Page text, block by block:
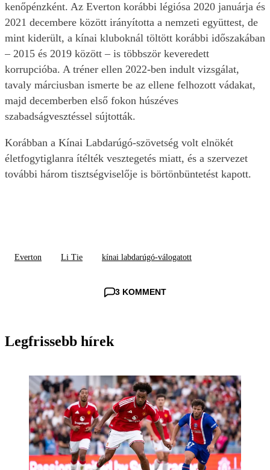
kenőpénzként. Az Everton korábbi légiósa 2020 januárja és
2021 decembere között irányította a nemzeti együttest, de
mint kiderült, a kínai kluboknál töltött korábbi időszakában
– 2015 és 2019 között – is többször keveredett
korrupcióba. A tréner ellen 2022-ben indult vizsgálat,
tavaly márciusban ismerte be az ellene felhozott vádakat,
majd decemberben első fokon húszéves
szabadságvesztéssel sújtották.
Korábban a Kínai Labdarúgó-szövetség volt elnökét
életfogytiglanra ítélték vesztegetés miatt, és a szervezet
további három tisztségviselője is börtönbüntetést kapott.
Everton Li Tie kínai labdarúgó-válogatott
3 KOMMENT
Legfrissebb hírek